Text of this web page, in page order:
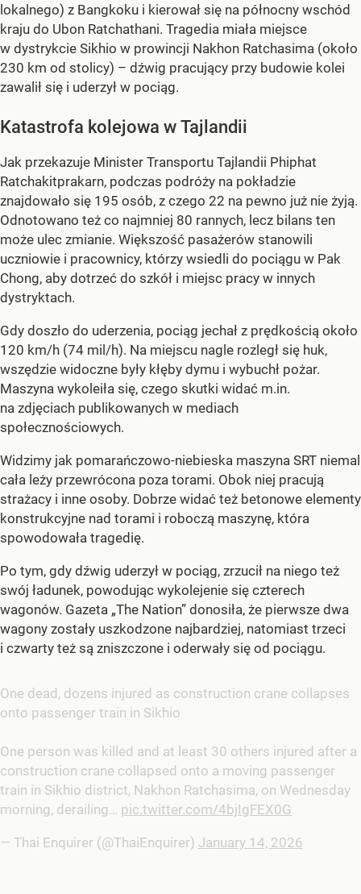
lokalnego) z Bangkoku i kierował się na północny wschód
kraju do Ubon Ratchathani. Tragedia miała miejsce
w dystrykcie Sikhio w prowincji Nakhon Ratchasima (około
230 km od stolicy) – dźwig pracujący przy budowie kolei
zawalił się i uderzył w pociąg.
Katastrofa kolejowa w Tajlandii
Jak przekazuje Minister Transportu Tajlandii Phiphat
Ratchakitprakarn, podczas podróży na pokładzie
znajdowało się 195 osób, z czego 22 na pewno już nie żyją.
Odnotowano też co najmniej 80 rannych, lecz bilans ten
może ulec zmianie. Większość pasażerów stanowili
uczniowie i pracownicy, którzy wsiedli do pociągu w Pak
Chong, aby dotrzeć do szkół i miejsc pracy w innych
dystryktach.
Gdy doszło do uderzenia, pociąg jechał z prędkością około
120 km/h (74 mil/h). Na miejscu nagle rozległ się huk,
wszędzie widoczne były kłęby dymu i wybuchł pożar.
Maszyna wykoleiła się, czego skutki widać m.in.
na zdjęciach publikowanych w mediach
społecznościowych.
Widzimy jak pomarańczowo-niebieska maszyna SRT niemal
cała leży przewrócona poza torami. Obok niej pracują
strażacy i inne osoby. Dobrze widać też betonowe elementy
konstrukcyjne nad torami i roboczą maszynę, która
spowodowała tragedię.
Po tym, gdy dźwig uderzył w pociąg, zrzucił na niego też
swój ładunek, powodując wykolejenie się czterech
wagonów. Gazeta „The Nation” donosiła, że pierwsze dwa
wagony zostały uszkodzone najbardziej, natomiast trzeci
i czwarty też są zniszczone i oderwały się od pociągu.
One dead, dozens injured as construction crane collapses
onto passenger train in Sikhio
One person was killed and at least 30 others injured after a
construction crane collapsed onto a moving passenger
train in Sikhio district, Nakhon Ratchasima, on Wednesday
morning, derailing… pic.twitter.com/4bjIgFEX0G
— Thai Enquirer (@ThaiEnquirer) January 14, 2026